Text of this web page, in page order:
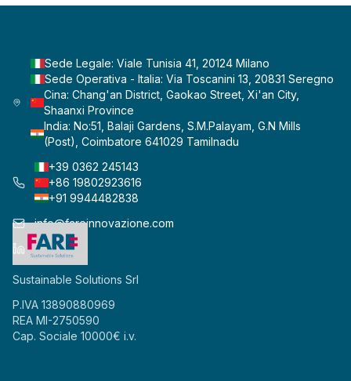
Sede Legale: Viale Tunisia 41, 20124 Milano
Sede Operativa - Italia: Via Toscanini 13, 20831 Seregno
Cina: Chang'an District, Gaokao Street, Xi'an City,
Shaanxi Province
India: No:51, Balaji Gardens, S.M.Palayam, G.N Mills
(Post), Coimbatore 641029 Tamilnadu
+39 0362 245143
+86 19802923616
+91 9944482838
info@fareinnovazione.com
LinkedIn
Sustainable Solutions Srl
P.IVA 13890880969
REA MI-2750590
Cap. Sociale 10000€ i.v.